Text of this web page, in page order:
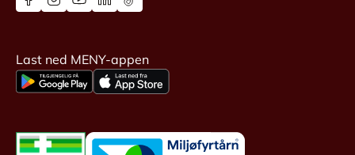
Last ned MENY-appen